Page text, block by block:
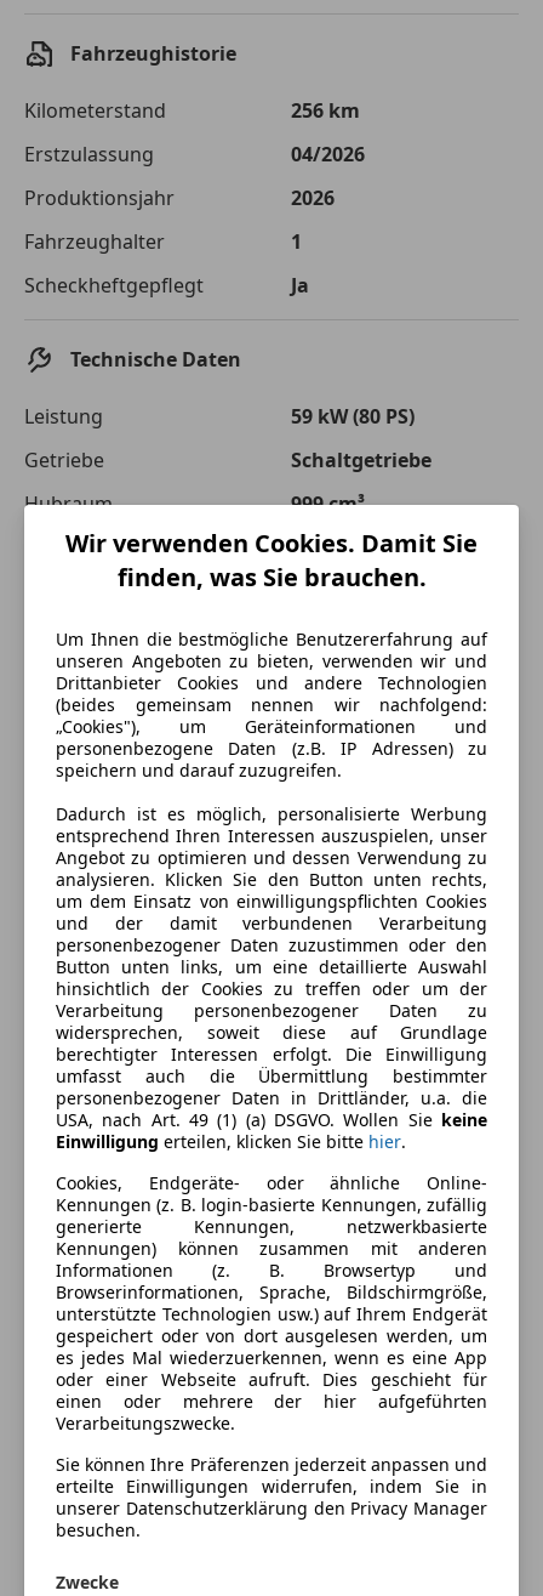
Monatliche Rate
typischerweise Kredite vergeben. Der Sollzinssatz ist
Gültig für Neukunden bei Online-Abschluss. Erfüllung banküblicher
Bonitätskriterien vorausgesetzt.
Jetzt berechnen
Fahrzeughistorie
Kilometerstand
256 km
Erstzulassung
04/2026
Produktionsjahr
2026
Fahrzeughalter
1
Scheckheftgepflegt
Ja
Technische Daten
Leistung
59 kW (80 PS)
Getriebe
Schaltgetriebe
Hubraum
999 cm³
Leergewicht
1 111 kg
Energieverbrauch
Kraftstoff
Benzin
Kraftstoffverbrauch
5,30l/100 km (komb.)
CO₂-Emissionen
120 g/km (komb.)
Ausstattung
Komfort
Armlehne
Berganfahrassistent
Einparkhilfe
Einparkhilfe Sensoren hinten
Elektrische Fensterheber
Elektrische Seitenspiegel
Klimaanlage
Lichtsensor
Sitzheizung
Mehr anzeigen
Farbe und Innenausstattung
Außenfarbe
Lackierung
Metallic
Preisbewertung
Wir verwenden Cookies. Damit Sie
finden, was Sie brauchen.
Um Ihnen die bestmögliche Benutzererfahrung auf
unseren Angeboten zu bieten, verwenden wir und
Drittanbieter Cookies und andere Technologien
(beides gemeinsam nennen wir nachfolgend:
„Cookies"), um Geräteinformationen und
personenbezogene Daten (z.B. IP Adressen) zu
speichern und darauf zuzugreifen.
Dadurch ist es möglich, personalisierte Werbung
entsprechend Ihren Interessen auszuspielen, unser
Angebot zu optimieren und dessen Verwendung zu
analysieren. Klicken Sie den Button unten rechts,
um dem Einsatz von einwilligungspflichten Cookies
und der damit verbundenen Verarbeitung
personenbezogener Daten zuzustimmen oder den
Button unten links, um eine detaillierte Auswahl
hinsichtlich der Cookies zu treffen oder um der
Verarbeitung personenbezogener Daten zu
widersprechen, soweit diese auf Grundlage
berechtigter Interessen erfolgt. Die Einwilligung
umfasst auch die Übermittlung bestimmter
personenbezogener Daten in Drittländer, u.a. die
USA, nach Art. 49 (1) (a) DSGVO. Wollen Sie keine
Einwilligung erteilen, klicken Sie bitte hier.
Cookies, Endgeräte- oder ähnliche Online-
Kennungen (z. B. login-basierte Kennungen, zufällig
generierte Kennungen, netzwerkbasierte
Kennungen) können zusammen mit anderen
Informationen (z. B. Browsertyp und
Browserinformationen, Sprache, Bildschirmgröße,
unterstützte Technologien usw.) auf Ihrem Endgerät
gespeichert oder von dort ausgelesen werden, um
es jedes Mal wiederzuerkennen, wenn es eine App
oder einer Webseite aufruft. Dies geschieht für
einen oder mehrere der hier aufgeführten
Verarbeitungszwecke.
Sie können Ihre Präferenzen jederzeit anpassen und
erteilte Einwilligungen widerrufen, indem Sie in
unserer Datenschutzerklärung den Privacy Manager
besuchen.
Zwecke